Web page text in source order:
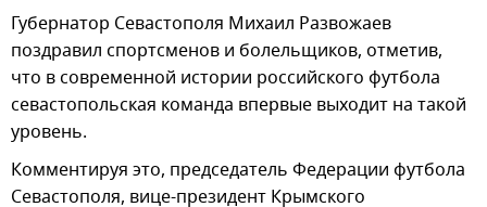
Губернатор Севастополя Михаил Развожаев
поздравил спортсменов и болельщиков, отметив,
что в современной истории российского футбола
севастопольская команда впервые выходит на такой
уровень.
Комментируя это, председатель Федерации футбола
Севастополя, вице-президент Крымского